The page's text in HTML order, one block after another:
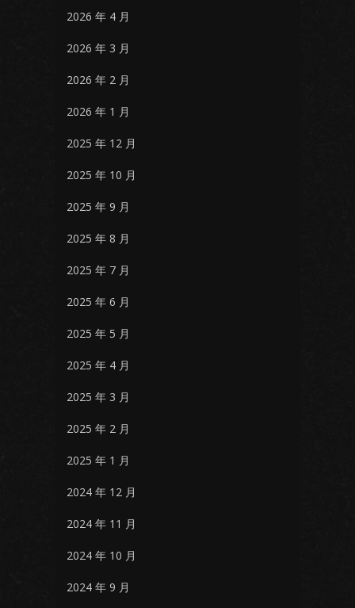
2026 年 4 月
2026 年 3 月
2026 年 2 月
2026 年 1 月
2025 年 12 月
2025 年 10 月
2025 年 9 月
2025 年 8 月
2025 年 7 月
2025 年 6 月
2025 年 5 月
2025 年 4 月
2025 年 3 月
2025 年 2 月
2025 年 1 月
2024 年 12 月
2024 年 11 月
2024 年 10 月
2024 年 9 月